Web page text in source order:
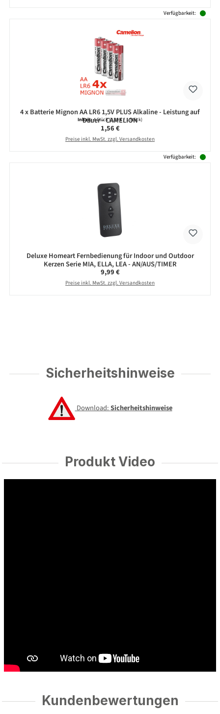
Verfügbarkeit:
4 x Batterie Mignon AA LR6 1,5V PLUS Alkaline - Leistung auf
Dauer - CAMELION
Inhalt:4 Stück(0,39 € / 1 Stück)
Regulärer Preis:
1,56 €
Preise inkl. MwSt. zzgl. Versandkosten
Verfügbarkeit:
Deluxe Homeart Fernbedienung für Indoor und Outdoor
Kerzen Serie MIA, ELLA, LEA - AN/AUS/TIMER
Regulärer Preis:
9,99 €
Preise inkl. MwSt. zzgl. Versandkosten
Sicherheitshinweise
Download:Sicherheitshinweise
Produkt Video
Kundenbewertungen